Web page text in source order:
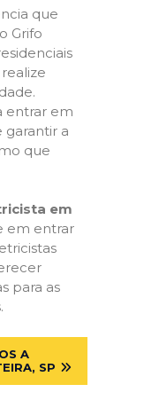
que
Grifo
entrar em
garantir a
que
em
em entrar
para as
A
SP